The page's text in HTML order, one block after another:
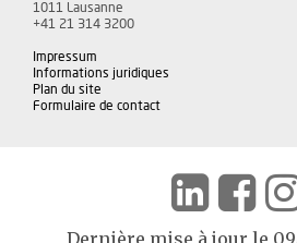
1011 Lausanne
+41 21 314 3200
Impressum
Informations juridiques
Plan du site
Formulaire de contact
Dernière mise à jour le 09/